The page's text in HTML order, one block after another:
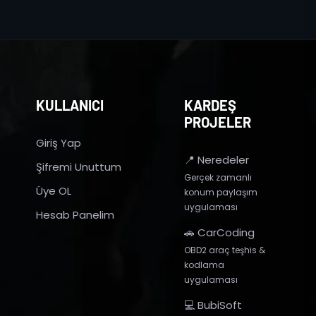
KULLANICI
Giriş Yap
Şifremi Unuttum
Üye OL
Hesab Panelim
KARDEŞ
PROJELER
📍 Neredeler
Gerçek zamanlı
konum paylaşım
uygulaması
🚗 CarCoding
OBD2 araç teşhis &
kodlama
uygulaması
💻 BubiSoft